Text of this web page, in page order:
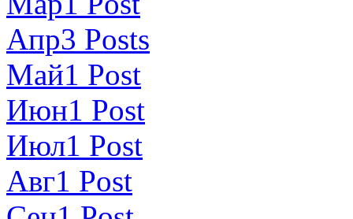
Апр3 Posts
Май1 Post
Июн1 Post
Июл1 Post
Авг1 Post